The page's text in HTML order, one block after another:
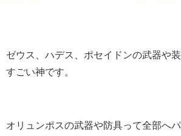
ゼウス、ハデス、ポセイドンの武器や
すごい神です。
オリュンポスの武器や防具って全部へ